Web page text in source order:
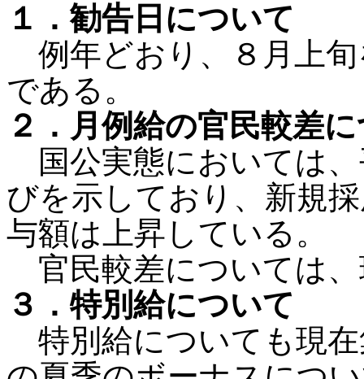
１．勧告日について
例年どおり、８月上
である。
２．月例給の官民較差
国公実態においては
びを示しており、新規
与額は上昇している。
官民較差については
３．特別給について
特別給についても現